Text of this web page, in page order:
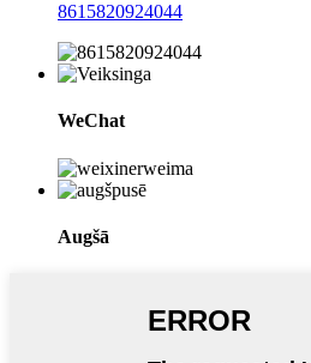
8615820924044
WeChat
Augšā